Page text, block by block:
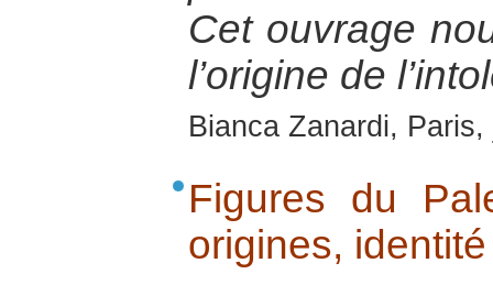
Cet ouvrage
l’origine de
Bianca Zanardi,
Figures du
origines,